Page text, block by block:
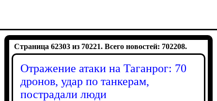
Страница 62303 из 70221. Всего новостей: 702208.
Отражение атаки на Таганрог: 70
дронов, удар по танкерам,
пострадали люди